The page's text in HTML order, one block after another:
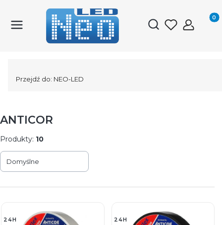
Otwórz
Przejdź do: NEO-LED
ANTICOR
Produkty: 10
Lista produktów
Domyślne
24H 24H